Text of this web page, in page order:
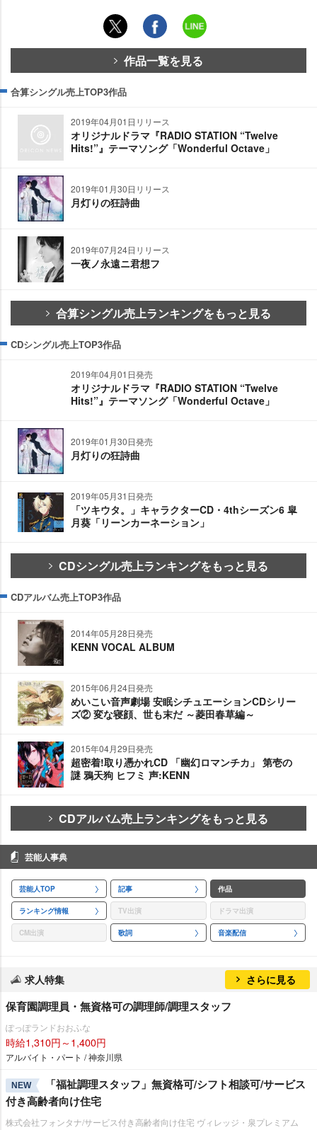
作品一覧を見る
合算シングル売上TOP3作品
2019年04月01日リリース
オリジナルドラマ『RADIO STATION “Twelve
Hits!”』テーマソング「Wonderful Octave」
2019年01月30日リリース
月灯りの狂詩曲
2019年07月24日リリース
一夜ノ永遠ニ君想フ
合算シングル売上ランキングをもっと見る
CDシングル売上TOP3作品
2019年04月01日発売
オリジナルドラマ『RADIO STATION “Twelve
Hits!”』テーマソング「Wonderful Octave」
2019年01月30日発売
月灯りの狂詩曲
2019年05月31日発売
「ツキウタ。」キャラクターCD・4thシーズン6 皐
月葵「リーンカーネーション」
CDシングル売上ランキングをもっと見る
CDアルバム売上TOP3作品
2014年05月28日発売
KENN VOCAL ALBUM
2015年06月24日発売
めいこい音声劇場 安眠シチュエーションCDシリー
ズ② 変な寝顔、世も末だ ～菱田春草編～
2015年04月29日発売
超密着!取り憑かれCD 「幽幻ロマンチカ」 第壱の
謎 鴉天狗 ヒフミ 声:KENN
CDアルバム売上ランキングをもっと見る
芸能人事典
芸能人TOP 記事 作品
ランキング情報 TV出演 ドラマ出演
CM出演 歌詞 音楽配信
求人特集 さらに見る
保育園調理員・無資格可の調理師/調理スタッフ
ぽっぽランドおおふな
時給1,310円～1,400円
アルバイト・パート / 神奈川県
NEW
「福祉調理スタッフ」無資格可/シフト相談可/サービス
付き高齢者向け住宅
株式会社フォンタナ/サービス付き高齢者向け住宅 ヴィレッジ・泉プレミアム